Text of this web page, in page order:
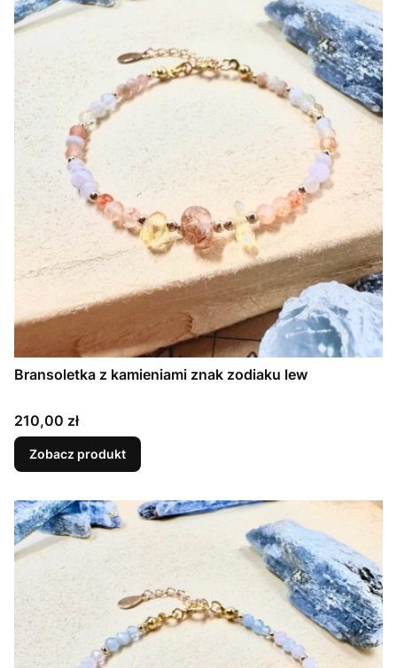
Bransoletka z kamieniami znak zodiaku lew
Cena
210,00 zł
Zobacz produkt